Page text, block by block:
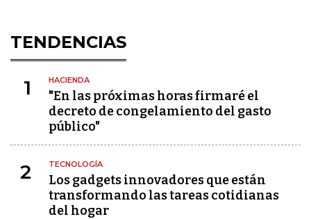
TENDENCIAS
1 HACIENDA
"En las próximas horas firmaré el
decreto de congelamiento del gasto
público"
2 TECNOLOGÍA
Los gadgets innovadores que están
transformando las tareas cotidianas
del hogar